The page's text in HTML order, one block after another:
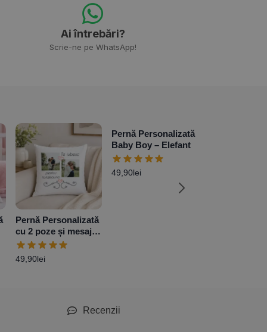
Ai întrebări?
Scrie-ne pe WhatsApp!
Pernă Personalizată
cu 2 poze și mesaj:
„Te Iubesc”
49,90lei
Pernă Personalizată
Baby Boy – Elefant
49,90lei
Recenzii